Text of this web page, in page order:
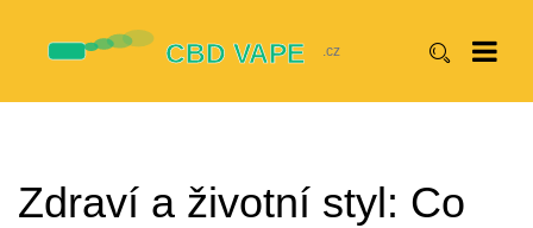
Zdraví a životní styl: Co